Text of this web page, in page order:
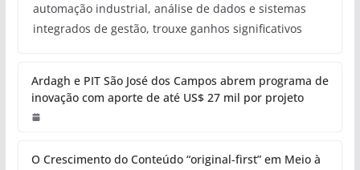
automação industrial, análise de dados e sistemas
integrados de gestão, trouxe ganhos significativos
Ardagh e PIT São José dos Campos abrem programa de
inovação com aporte de até US$ 27 mil por projeto
O Crescimento do Conteúdo “original-first” em Meio à